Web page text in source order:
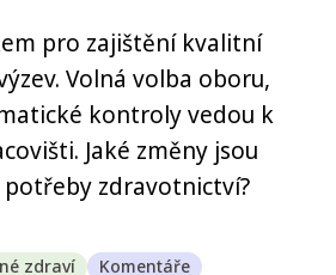
pro zajištění kvalitní
Volná volba oboru,
kontroly vedou k
Jaké změny jsou
zdravotnictví?
zdraví Komentáře